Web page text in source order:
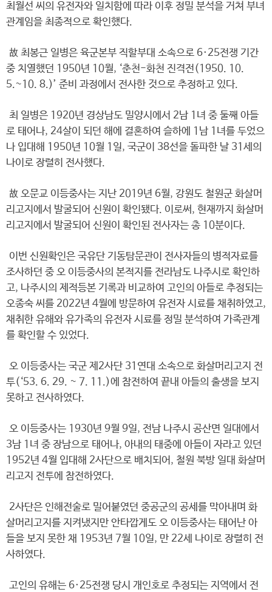
최월선 씨의 유전자와 일치함에 따라 이후 정밀 분석을 거쳐 부녀
관계임을 최종적으로 확인했다.
故 최봉근 일병은 육군본부 직할부대 소속으로 6·25전쟁 기간
중 치열했던 1950년 10월, ‘춘천-화천 진격전(1950. 10.
5.~10. 8.)’ 준비 과정에서 전사한 것으로 추정하고 있다.
최 일병은 1920년 경상남도 밀양시에서 2남 1녀 중 둘째 아들
로 태어나, 24살이 되던 해에 결혼하여 슬하에 1남 1녀를 두었으
나 입대해 1950년 10월 1일, 국군이 38선을 돌파한 날 31세의
나이로 장렬히 전사했다.
故 오문교 이등중사는 지난 2019년 6월, 강원도 철원군 화살머
리고지에서 발굴되어 신원이 확인됐다. 이로써, 현재까지 화살머
리고지에서 발굴되어 신원이 확인된 전사자는 총 10분이다.
이번 신원확인은 국유단 기동탐문관이 전사자들의 병적자료를
조사하던 중 오 이등중사의 본적지를 전라남도 나주시로 확인하
고, 나주시의 제적등본 기록과 비교하여 고인의 아들로 추정되는
오종숙 씨를 2022년 4월에 방문하여 유전자 시료를 채취하였고,
채취한 유해와 유가족의 유전자 시료를 정밀 분석하여 가족관계
를 확인할 수 있었다.
오 이등중사는 국군 제2사단 31연대 소속으로 화살머리고지 전
투(‘53. 6. 29. ~ 7. 11.)에 참전하여 끝내 아들의 출생을 보지
못하고 전사하였다.
오 이등중사는 1930년 9월 9일, 전남 나주시 공산면 일대에서
3남 1녀 중 장남으로 태어나, 아내의 태중에 아들이 자라고 있던
1952년 4월 입대해 2사단으로 배치되어, 철원 북방 일대 화살머
리고지 전투에 참전하였다.
2사단은 인해전술로 밀어붙였던 중공군의 공세를 막아내며 화
살머리고지를 지켜냈지만 안타깝게도 오 이등중사는 태어난 아
들을 보지 못한 채 1953년 7월 10일, 만 22세 나이로 장렬히 전
사하였다.
고인의 유해는 6·25전쟁 당시 개인호로 추정되는 지역에서 전